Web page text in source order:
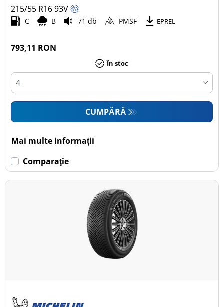
215/55 R1693V
C B 71 db PMSF EPREL
793,11 RON
În stoc
CUMPĂRĂ
Mai multe informații
Comparaţie